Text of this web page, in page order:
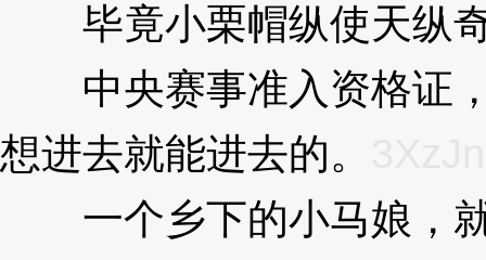
毕竟小栗帽纵使天纵
中央赛事准入资格证，
想进去就能进去的。
一个乡下的小马娘，就